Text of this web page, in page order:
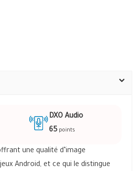
DXO Audio
65points
une qualité d’image
Android, et ce qui le distingue